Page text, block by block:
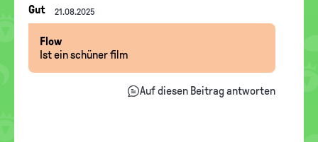
Nachrichten-
Thread
Gut 21.08.2025
Flow
Ist ein schüner film
Auf diesen Beitrag antworten